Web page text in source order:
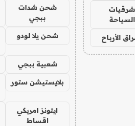
شرقيات
السياحة
الأرباح
شحن شدات
ببجي
شحن يلا لودو
شعبية ببجي
بلايستيشن ستور
ايتونز امريكي
اقساط